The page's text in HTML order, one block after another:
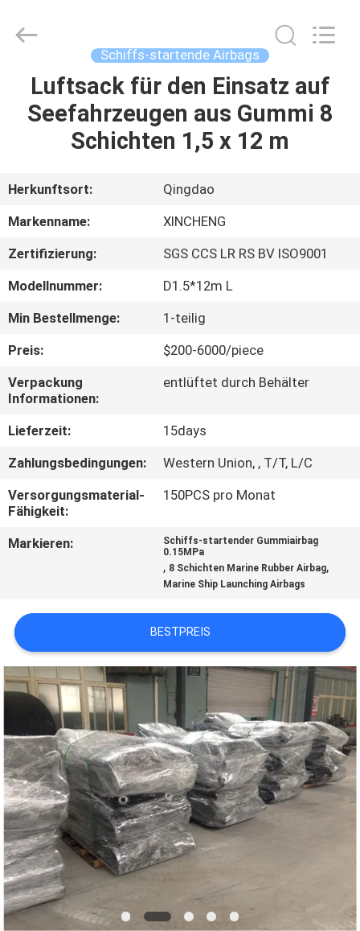
HAUS
PRODUKTE
VR
SHOW
ÜBER
UNS
FABRIK-
AUSFLUG
QUALITÄTSKONTROLLE
TRETEN
SIE
VERBINDUNG
NACHRICHTEN
FÄLLE
SITEMAP
PRIVACY
POLICY
Products
Schiffs-startende Airbags
Luftsack für den Einsatz auf
Seefahrzeugen aus Gummi 8
Schichten 1,5 x 12 m
Herkunftsort:
Qingdao
Markenname:
XINCHENG
Zertifizierung:
SGS CCS LR RS BV ISO9001
Modellnummer:
D1.5*12m L
Min Bestellmenge:
1-teilig
Preis:
$200-6000/piece
Verpackung
Informationen:
entlüftet durch Behälter
Lieferzeit:
15days
Zahlungsbedingungen:
Western Union, , T/T, L/C
Versorgungsmaterial-
Fähigkeit:
150PCS pro Monat
Markieren:
Schiffs-startender Gummiairbag
0.15MPa
, 8 Schichten Marine Rubber Airbag,
Marine Ship Launching Airbags
BESTPREIS